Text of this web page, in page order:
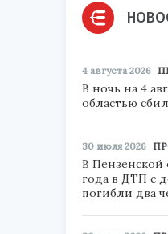
4 августа 2026
В ночь на 4
областью
30 июля 2026
В Пензенской
года в ДТП с
погибли два